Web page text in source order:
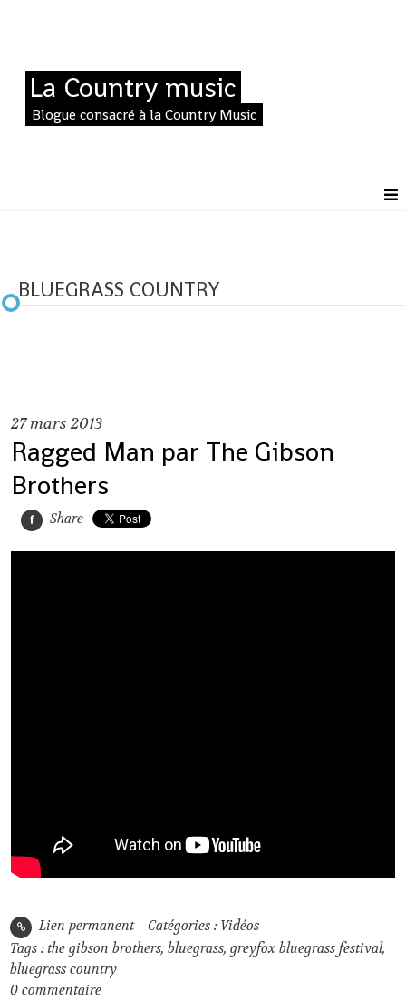
La Country music
Blogue consacré à la Country Music
BLUEGRASS COUNTRY
27mars 2013
Ragged Man par The Gibson
Brothers
Share
Lien permanent Catégories : Vidéos
Tags :the gibson brothers,bluegrass,greyfox bluegrass festival,
bluegrass country
0 commentaire